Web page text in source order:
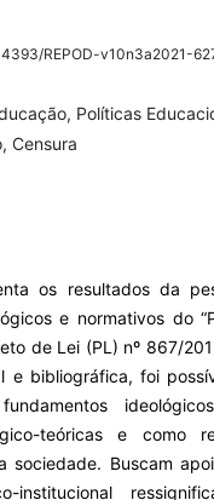
REPOD-v10n3a2021-
Políticas
Censura
os resultados da
e normativos do
de Lei (PL) nº 867/
e bibliográfica, foi
teóricas e como
sociedade. Buscam
institucional